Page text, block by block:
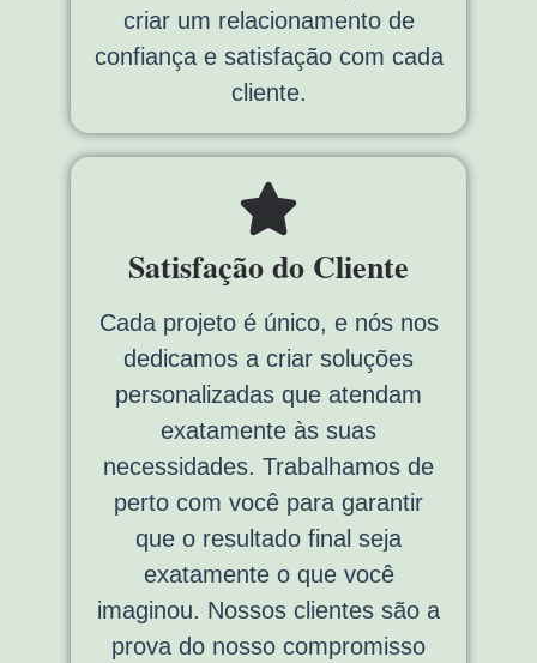
criar um relacionamento de
confiança e satisfação com cada
cliente.
Satisfação do Cliente
Cada projeto é único, e nós nos
dedicamos a criar soluções
personalizadas que atendam
exatamente às suas
necessidades. Trabalhamos de
perto com você para garantir
que o resultado final seja
exatamente o que você
imaginou. Nossos clientes são a
prova do nosso compromisso